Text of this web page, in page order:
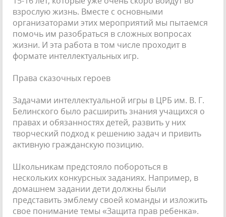
взрослую жизнь. Вме­сте с основными
организаторами этих меро­приятий мы пытаемся
помочь им разобрать­ся в сложных вопросах
жизни. И эта работа в том числе проходит в
формате интеллекту­альных игр.
Права сказочных героев
Задачами интеллектуальной игры в ЦРБ им. В. Г.
Белинского было расширить знания учащихся о
правах и обязанностях детей, развить у них
творческий подход к решению задач и привить
активную граж­данскую позицию.
Школьникам предстояло побороться в
нескольких конкурсных заданиях. Например, в
домашнем задании дети должны были
представить эмблему своей команды и изло­жить
свое понимание темы «Защита прав ре­бенка».